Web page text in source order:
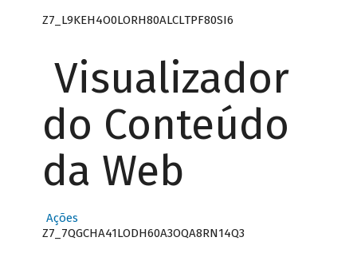
Z7_L9KEH4O0LORH80ALCLTPF80SI6
Visualizador
do Conteúdo
da Web
Ações
Z7_7QGCHA41LODH60A3OQA8RN14Q3